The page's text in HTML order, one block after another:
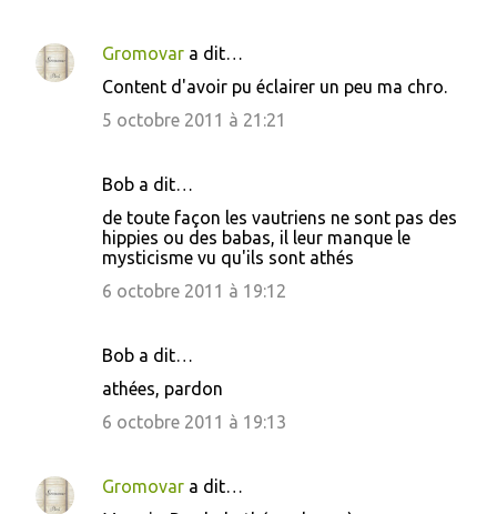
Gromovar a dit…
Content d'avoir pu éclairer un peu ma chro.
5 octobre 2011 à 21:21
Bob a dit…
de toute façon les vautriens ne sont pas des
hippies ou des babas, il leur manque le
mysticisme vu qu'ils sont athés
6 octobre 2011 à 19:12
Bob a dit…
athées, pardon
6 octobre 2011 à 19:13
Gromovar a dit…